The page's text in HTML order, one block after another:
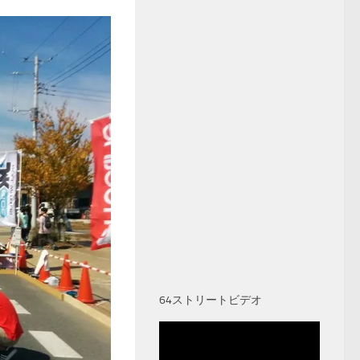
64ストリートビデオ